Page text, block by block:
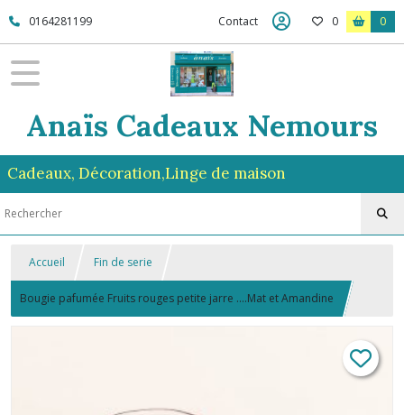
0164281199 Contact 0 0
Anaïs Cadeaux Nemours
Cadeaux, Décoration,Linge de maison
Accueil Fin de serie
Bougie pafumée Fruits rouges petite jarre ....Mat et Amandine